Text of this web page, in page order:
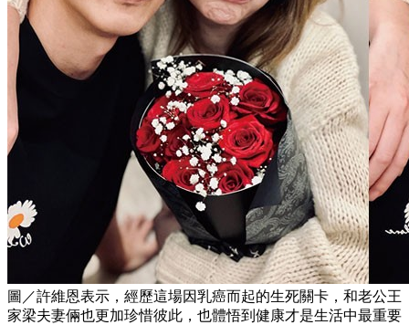
圖／許維恩表示，經歷這場因乳癌而起的生死關卡，和老公王
家梁夫妻倆也更加珍惜彼此，也體悟到健康才是生活中最重要